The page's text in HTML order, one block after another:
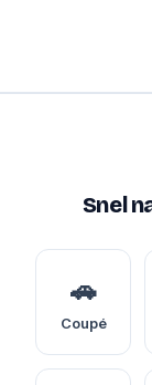
Snel
🚗
Coupé